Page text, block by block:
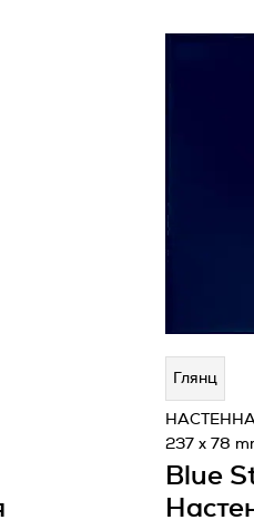
Глянц
Blue
237 x 78